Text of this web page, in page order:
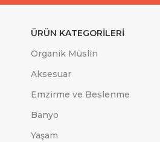
ÜRÜN KATEGORİLERİ
Organik Müslin
Aksesuar
Emzirme ve Beslenme
Banyo
Yaşam